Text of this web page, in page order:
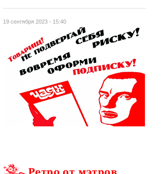
19 сентября 2023 - 15:40